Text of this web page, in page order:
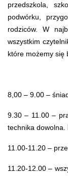
przedszkola,
podwórku,
rodziców. W
wszystkim
które możemy się
8,00 – 9.00 –
9.30 – 11.00 –
technika dowolna.
11.00-11.20 –
11.20-12.00 –